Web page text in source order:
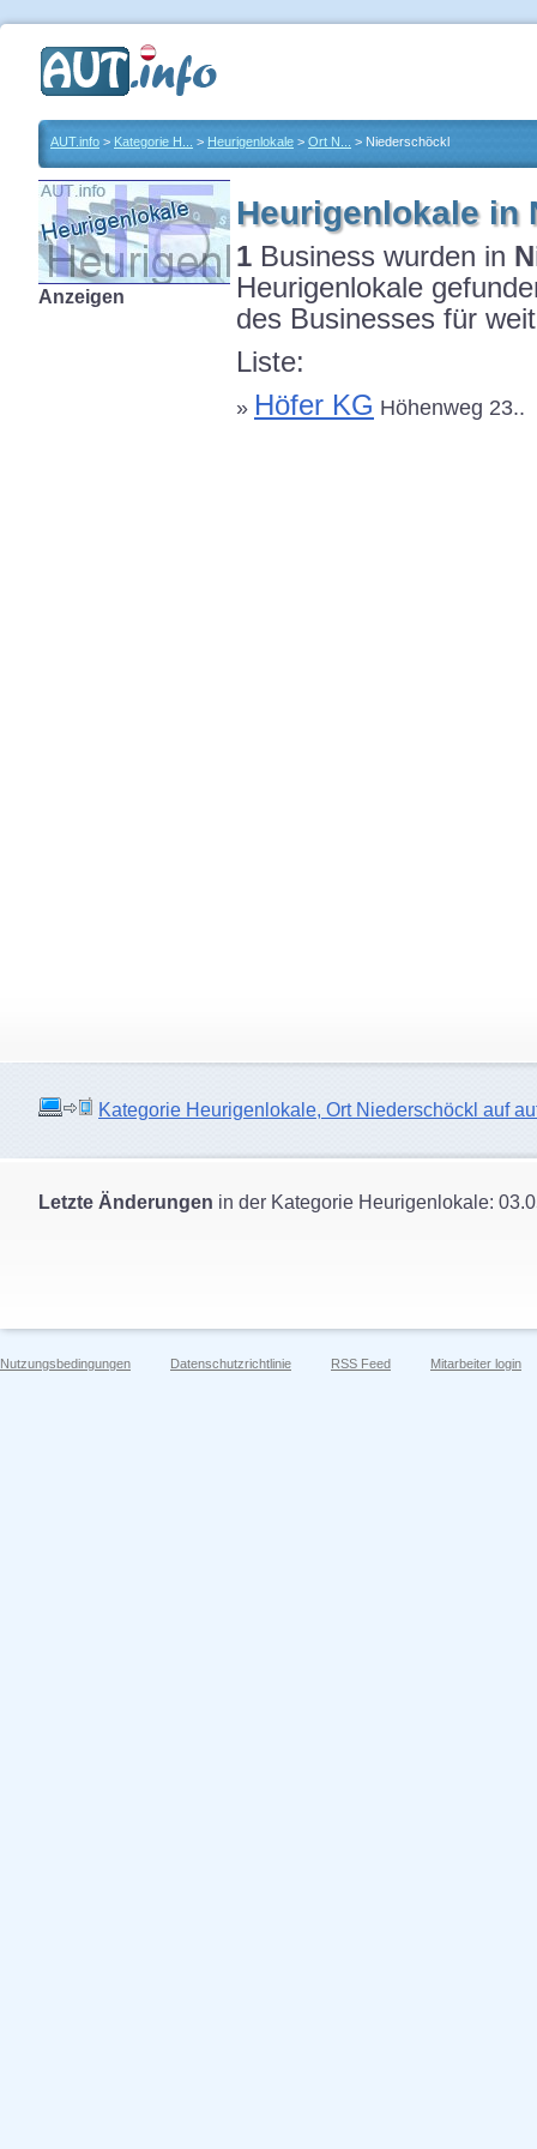
AUT.info > Kategorie H... > Heurigenlokale > Ort N... > Niederschöckl
Anzeigen
Heurigenlokale in
1 Business wurden in
Heurigenlokale
des Businesses für
Liste:
» Höfer KG Höhenweg 23..
Kategorie Heurigenlokale, Ort Niederschöckl auf
Letzte Änderungen in der Kategorie Heurigenlokale:
Nutzungsbedingungen Datenschutzrichtlinie RSS Feed Mitarbeiter login